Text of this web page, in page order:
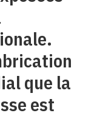
que la
est